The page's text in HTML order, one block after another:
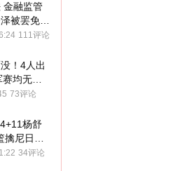
金融监管
被罢免全
111评论
！4人出
均无缘
73评论
杨舒
尼日利
34评论